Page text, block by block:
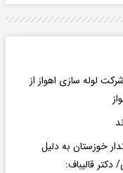
لوله سازی اهواز از
خوزستان به دلیل
قالیباف: